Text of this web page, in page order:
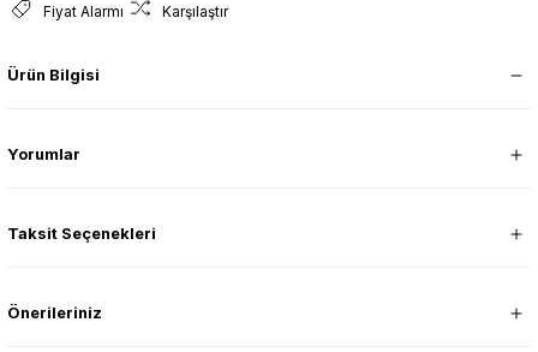
Fiyat Alarmı
Karşılaştır
Ürün Bilgisi
Yorumlar
Taksit Seçenekleri
Önerileriniz